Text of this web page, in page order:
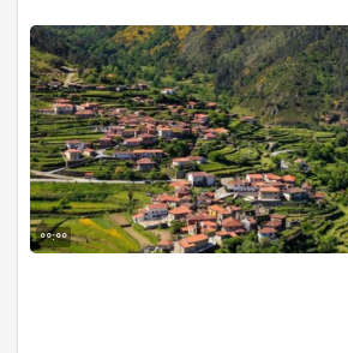
00:00